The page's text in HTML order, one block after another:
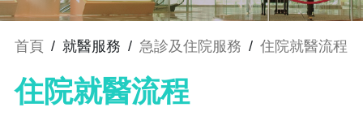
首頁 / 就醫服務 / 急診及住院服務 / 住院就醫流程
住院就醫流程